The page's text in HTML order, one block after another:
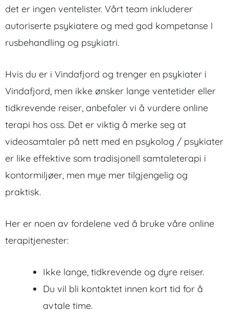
det er ingen ventelister. Vårt team inkluderer
autoriserte psykiatere og med god kompetanse I
rusbehandling og psykiatri.
Hvis du er i Vindafjord og trenger en psykiater i
Vindafjord, men ikke ønsker lange ventetider eller
tidkrevende reiser, anbefaler vi å vurdere online
terapi hos oss. Det er viktig å merke seg at
videosamtaler på nett med en psykolog / psykiater
er like effektive som tradisjonell samtaleterapi i
kontormiljøer, men mye mer tilgjengelig og
praktisk.
Her er noen av fordelene ved å bruke våre online
terapitjenester:
Ikke lange, tidkrevende og dyre reiser.
Du vil bli kontaktet innen kort tid for å
avtale time.